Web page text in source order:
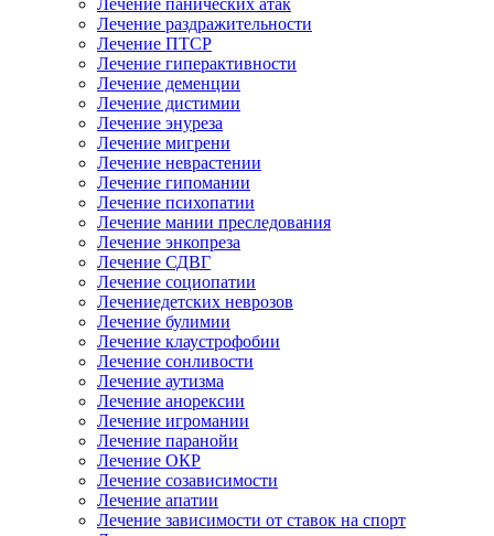
Лечение панических атак
Лечение раздражительности
Лечение ПТСР
Лечение гиперактивности
Лечение деменции
Лечение дистимии
Лечение энуреза
Лечение мигрени
Лечение неврастении
Лечение гипомании
Лечение психопатии
Лечение мании преследования
Лечение энкопреза
Лечение СДВГ
Лечение социопатии
Лечениедетских неврозов
Лечение булимии
Лечение клаустрофобии
Лечение сонливости
Лечение аутизма
Лечение анорексии
Лечение игромании
Лечение паранойи
Лечение ОКР
Лечение созависимости
Лечение апатии
Лечение зависимости от ставок на спорт